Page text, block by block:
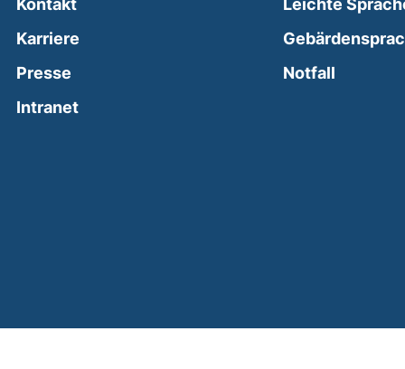
Karriere
Presse
Intranet(external link, opens in a new window)
Notfall